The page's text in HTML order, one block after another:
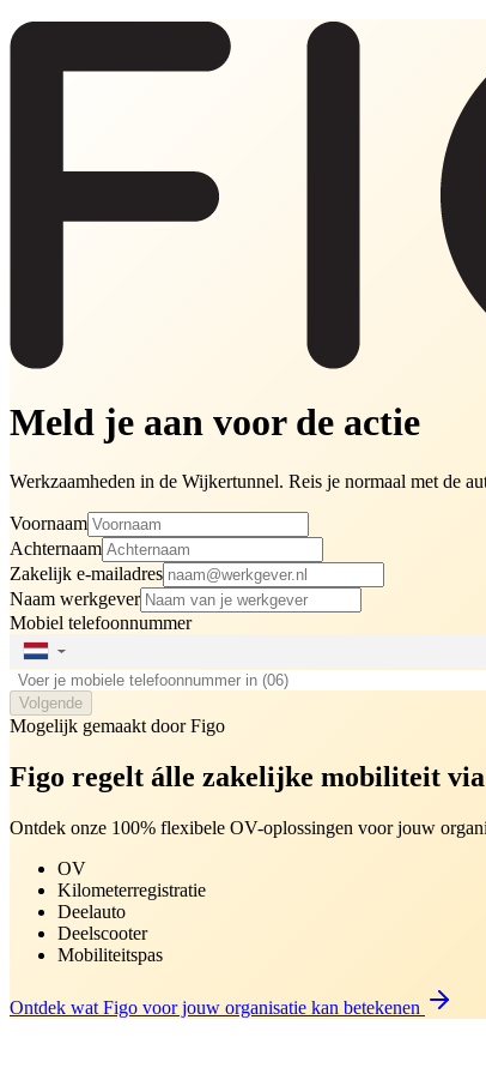
Meld je aan voor de actie
Werkzaamheden in de Wijkertunnel. Reis je normaal met de
Voornaam
Achternaam
Zakelijk e-mailadres
Naam werkgever
Mobiel telefoonnummer
▼
Volgende
Mogelijk gemaakt door Figo
Figo regelt álle zakelijke mobiliteit
Ontdek onze 100% flexibele OV-oplossingen voor jouw
OV
Kilometerregistratie
Deelauto
Deelscooter
Mobiliteitspas
Ontdek wat Figo voor jouw organisatie kan betekenen